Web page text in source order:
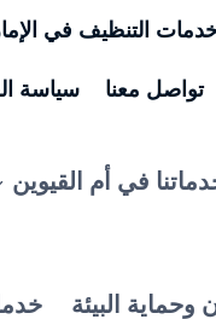
التنظيف في
تواصل معنا سياسة
في أم القيوين
البيئة